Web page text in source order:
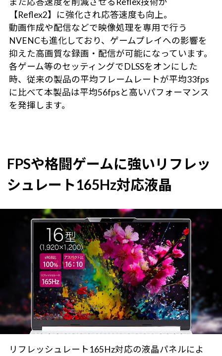
【Reflex2】に強化され応答速度も向上。
動画作成や配信などで映像処理を専用で行う
NVENCも進化しており、ゲームプレイへの影響を
抑えた高画質な録画・配信が可能になっています。
各ゲーム等のセッティングでDLSSをオンにした
時、従来の製品の平均フレームレートが平均33fps
に比べて本製品は平均56fpsと高いパフォーマンス
を発揮します。
FPSや格闘ゲームに強いリフレッ
シュレート165Hz対応液晶
リフレッシュレート165Hz対応の液晶パネルによ